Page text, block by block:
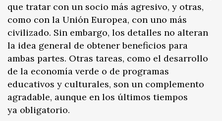
que tratar con un socio más agresivo, y otras,
como con la Unión Europea, con uno más
civilizado. Sin embargo, los detalles no alteran
la idea general de obtener beneficios para
ambas partes. Otras tareas, como el desarrollo
de la economía verde o de programas
educativos y culturales, son un complemento
agradable, aunque en los últimos tiempos
ya obligatorio.